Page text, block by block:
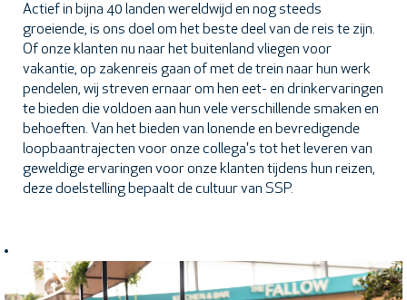
Actief in bijna 40 landen wereldwijd en nog steeds
groeiende, is ons doel om het beste deel van de reis te zijn.
Of onze klanten nu naar het buitenland vliegen voor
vakantie, op zakenreis gaan of met de trein naar hun werk
pendelen, wij streven ernaar om hen eet- en drinkervaringen
te bieden die voldoen aan hun vele verschillende smaken en
behoeften. Van het bieden van lonende en bevredigende
loopbaantrajecten voor onze collega's tot het leveren van
geweldige ervaringen voor onze klanten tijdens hun reizen,
deze doelstelling bepaalt de cultuur van SSP.